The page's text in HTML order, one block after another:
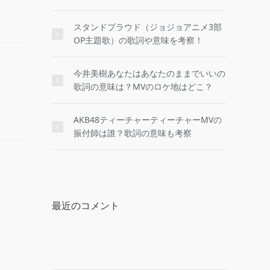
スタンドプラウド（ジョジョアニメ3部
OP主題歌）の歌詞や意味を考察！
今井美樹あなたはあなたのままでいいの
歌詞の意味は？MVのロケ地はどこ？
AKB48ティーチャーティーチャーMVの
振付師は誰？歌詞の意味も考察
最近のコメント